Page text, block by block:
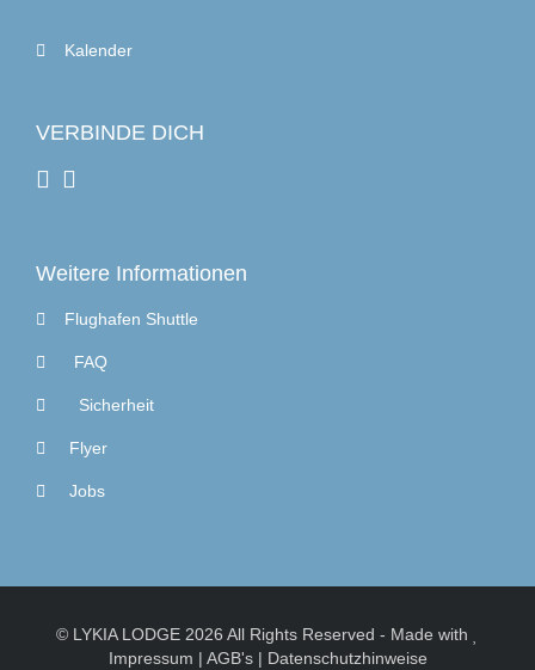
Kalender
VERBINDE DICH
Weitere Informationen
Flughafen Shuttle
FAQ
Sicherheit
Flyer
Jobs
© LYKIA LODGE 2026 All Rights Reserved - Made with
Impressum | AGB's| Datenschutzhinweise